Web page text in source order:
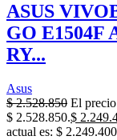
ASUS
GO E1504F
RY...
Asus
$2.528.850 El
$ 2.528.850.$
actual es: $